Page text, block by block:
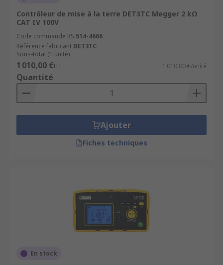
Contrôleur de mise à la terre DET3TC Megger 2 kΩ
CAT IV 100V
Code commande RS 514-4666
Référence fabricant DET3TC
Sous-total (1 unité)
1 010,00 €HT 1 010,00 €/unité
Quantité
Ajouter
Fiches techniques
En stock